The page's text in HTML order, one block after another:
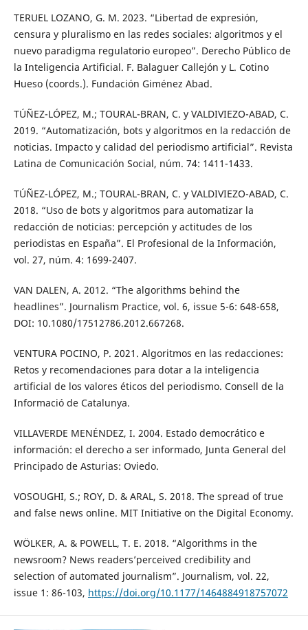
TERUEL LOZANO, G. M. 2023. “Libertad de expresión,
censura y pluralismo en las redes sociales: algoritmos y el
nuevo paradigma regulatorio europeo”. Derecho Público de
la Inteligencia Artificial. F. Balaguer Callejón y L. Cotino
Hueso (coords.). Fundación Giménez Abad.
TÚÑEZ-LÓPEZ, M.; TOURAL-BRAN, C. y VALDIVIEZO-ABAD, C.
2019. “Automatización, bots y algoritmos en la redacción de
noticias. Impacto y calidad del periodismo artificial”. Revista
Latina de Comunicación Social, núm. 74: 1411-1433.
TÚÑEZ-LÓPEZ, M.; TOURAL-BRAN, C. y VALDIVIEZO-ABAD, C.
2018. “Uso de bots y algoritmos para automatizar la
redacción de noticias: percepción y actitudes de los
periodistas en España”. El Profesional de la Información,
vol. 27, núm. 4: 1699-2407.
VAN DALEN, A. 2012. “The algorithms behind the
headlines”. Journalism Practice, vol. 6, issue 5-6: 648-658,
DOI: 10.1080/17512786.2012.667268.
VENTURA POCINO, P. 2021. Algoritmos en las redacciones:
Retos y recomendaciones para dotar a la inteligencia
artificial de los valores éticos del periodismo. Consell de la
Informació de Catalunya.
VILLAVERDE MENÉNDEZ, I. 2004. Estado democrático e
información: el derecho a ser informado, Junta General del
Principado de Asturias: Oviedo.
VOSOUGHI, S.; ROY, D. & ARAL, S. 2018. The spread of true
and false news online. MIT Initiative on the Digital Economy.
WÖLKER, A. & POWELL, T. E. 2018. “Algorithms in the
newsroom? News readers’perceived credibility and
selection of automated journalism”. Journalism, vol. 22,
issue 1: 86-103, https://doi.org/10.1177/1464884918757072